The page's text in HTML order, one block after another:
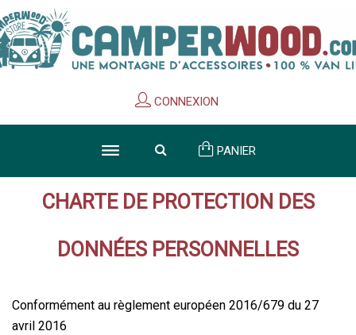
CONNEXION
PANIER
CHARTE DE PROTECTION DES
DONNÉES PERSONNELLES
Conformément au règlement européen 2016/679 du 27
avril 2016
Cookies management panel